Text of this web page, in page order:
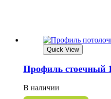
Quick View
Профиль стоечный
В наличии